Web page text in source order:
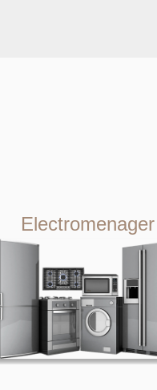
Electromenager